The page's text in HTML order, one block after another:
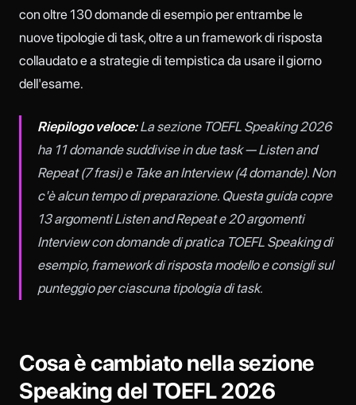
con oltre 130 domande di esempio per entrambe le
nuove tipologie di task, oltre a un framework di risposta
collaudato e a strategie di tempistica da usare il giorno
dell'esame.
Riepilogo veloce:La sezione TOEFL Speaking 2026
ha 11 domande suddivise in due task — Listen and
Repeat (7 frasi) e Take an Interview (4 domande). Non
c'è alcun tempo di preparazione. Questa guida copre
13 argomenti Listen and Repeat e 20 argomenti
Interview con domande di pratica TOEFL Speaking di
esempio, framework di risposta modello e consigli sul
punteggio per ciascuna tipologia di task.
Cosa è cambiato nella sezione
Speaking del TOEFL 2026